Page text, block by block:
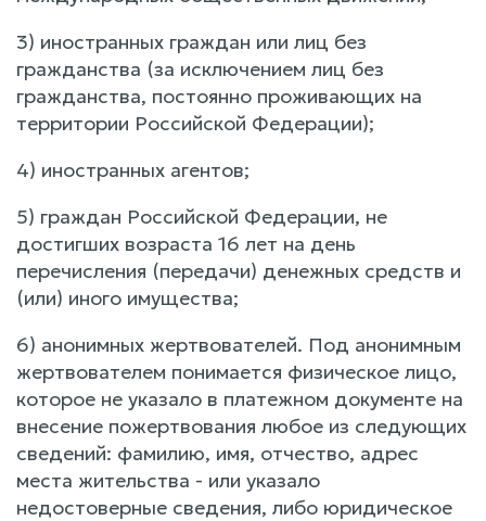
3) иностранных граждан или лиц без
гражданства (за исключением лиц без
гражданства, постоянно проживающих на
территории Российской Федерации);
4) иностранных агентов;
5) граждан Российской Федерации, не
достигших возраста 16 лет на день
перечисления (передачи) денежных средств и
(или) иного имущества;
6) анонимных жертвователей. Под анонимным
жертвователем понимается физическое лицо,
которое не указало в платежном документе на
внесение пожертвования любое из следующих
сведений: фамилию, имя, отчество, адрес
места жительства - или указало
недостоверные сведения, либо юридическое